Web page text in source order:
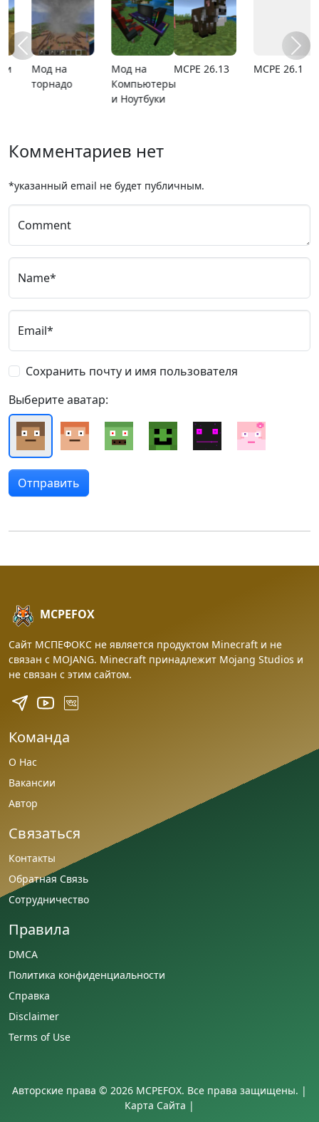
MCPE 26.13 MCPE 26.1
Карта
расширяющийся
Карта ада
Комментариев нет
*указанный email не будет публичным.
Comment
Name*
Email*
Сохранить почту и имя пользователя
Выберите аватар:
MCPEFOX
Сайт МСПЕФОКС не является продуктом Minecraft и не
связан с MOJANG. Minecraft принадлежит Mojang Studios и
не связан с этим сайтом.
Команда
О Нас
Вакансии
Автор
Связаться
Контакты
Обратная Связь
Сотрудничество
Правила
DMCA
Политика конфиденциальности
Справка
Disclaimer
Terms of Use
Авторские права © 2026 MCPEFOX. Все права защищены. |
Карта Сайта |